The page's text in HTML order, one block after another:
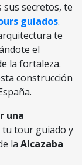
secretos, te
guiados.
te
el
la fortaleza.
construcción
una
tu tour guiado y
la Alcazaba